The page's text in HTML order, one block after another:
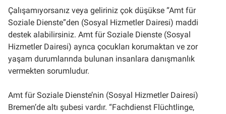
Çalışamıyorsanız veya geliriniz çok düşükse “Amt für
Soziale Dienste”den (Sosyal Hizmetler Dairesi) maddi
destek alabilirsiniz. Amt für Soziale Dienste (Sosyal
Hizmetler Dairesi) ayrıca çocukları korumaktan ve zor
yaşam durumlarında bulunan insanlara danışmanlık
vermekten sorumludur.
Amt für Soziale Dienste’nin (Sosyal Hizmetler Dairesi)
Bremen’de altı şubesi vardır. “Fachdienst Flüchtlinge,